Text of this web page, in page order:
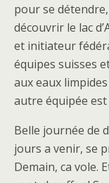
pour se
découvrir le lac
et initiateur
équipes suisses
aux eaux
autre équipée
Belle journée de
jours a venir, se
Demain, ca vole.